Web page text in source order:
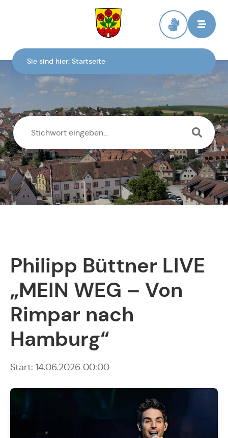
Sie sind hier: Startseite
Philipp Büttner LIVE
„MEIN WEG – Von
Rimpar nach
Hamburg“
Start: 14.06.2026 00:00